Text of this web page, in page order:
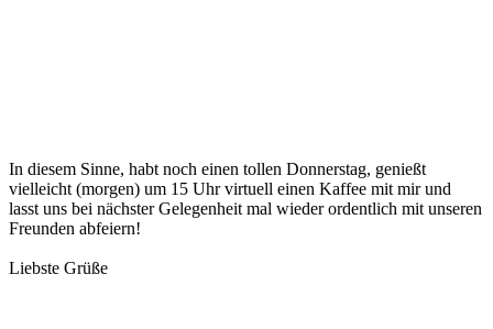
In diesem Sinne, habt noch einen tollen Donnerstag, genießt
vielleicht (morgen) um 15 Uhr virtuell einen Kaffee mit mir und
lasst uns bei nächster Gelegenheit mal wieder ordentlich mit unseren
Freunden abfeiern!
Liebste Grüße